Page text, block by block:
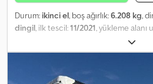
Durum: ikinci el, boş ağırlık:6.208 kg,
dingil, ilk tescil:11/2021, yükleme alanı
2.480 mm,
mm, yükleme alanı hacmi:93 m³,
ABS, Boş ağırlık: 6.208 kg,